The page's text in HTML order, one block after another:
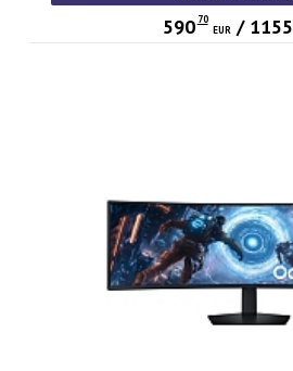
590 70
EUR/ 1155